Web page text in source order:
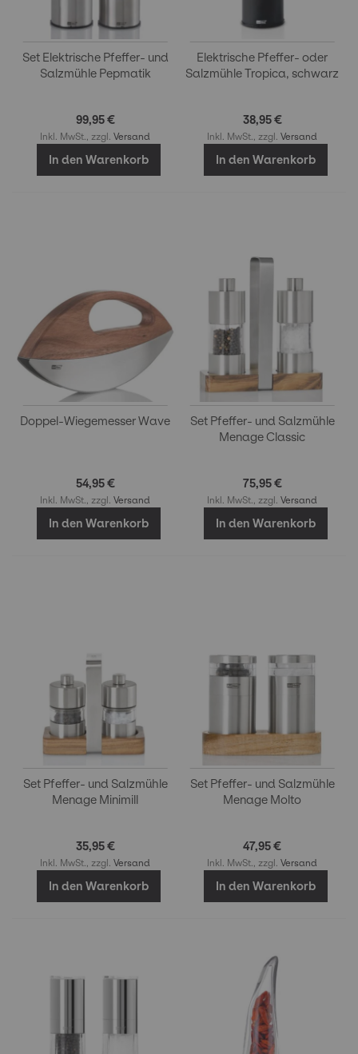
Set Elektrische Pfeffer- und
Salzmühle Pepmatik
99,95 €
Inkl. MwSt., zzgl.Versand
In den Warenkorb
Elektrische Pfeffer- oder
Salzmühle Tropica, schwarz
38,95 €
Inkl. MwSt., zzgl.Versand
In den Warenkorb
Doppel-Wiegemesser Wave
54,95 €
Inkl. MwSt., zzgl.Versand
In den Warenkorb
Set Pfeffer- und Salzmühle
Menage Classic
75,95 €
Inkl. MwSt., zzgl.Versand
In den Warenkorb
Set Pfeffer- und Salzmühle
Menage Minimill
35,95 €
Inkl. MwSt., zzgl.Versand
In den Warenkorb
Set Pfeffer- und Salzmühle
Menage Molto
47,95 €
Inkl. MwSt., zzgl.Versand
In den Warenkorb